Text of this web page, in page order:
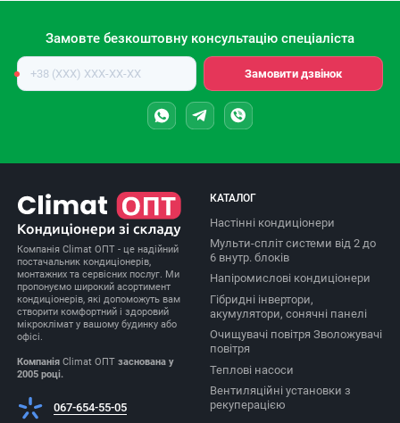
Замовте безкоштовну консультацію спеціаліста
Номер
телефону
Замовити дзвінок
Компанія Climat ОПТ - це надійний
постачальник кондиціонерів,
монтажних та сервісних послуг. Ми
пропонуємо широкий асортимент
кондиціонерів, які допоможуть вам
створити комфортний і здоровий
мікроклімат у вашому будинку або
офісі.
Компанія Climat ОПТзаснована у
2005 році.
067-654-55-05
КАТАЛОГ
Настінні кондиціонери
Мульти-спліт системи від 2 до
6 внутр. блоків
Напіромислові кондиціонери
Гібридні інвертори,
акумулятори, сонячні панелі
Очищувачі повітря Зволожувачі
повітря
Теплові насоси
Вентиляційні установки з
рекуперацією